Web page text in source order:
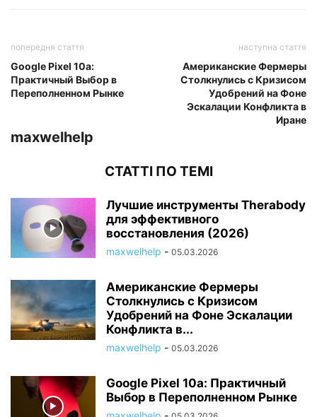
попередня стаття
Google Pixel 10a:
Практичный Выбор в
Переполненном Рынке
наступна стаття
Американские Фермеры
Столкнулись с Кризисом
Удобрений на Фоне
Эскалации Конфликта в
Иране
maxwelhelp
СТАТТІ ПО ТЕМІ
Лучшие инструменты Therabody
для эффективного
восстановления (2026)
maxwelhelp - 05.03.2026
Американские Фермеры
Столкнулись с Кризисом
Удобрений на Фоне Эскалации
Конфликта в...
maxwelhelp - 05.03.2026
Google Pixel 10a: Практичный
Выбор в Переполненном Рынке